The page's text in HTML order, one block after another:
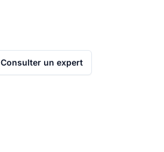
Consulter un expert